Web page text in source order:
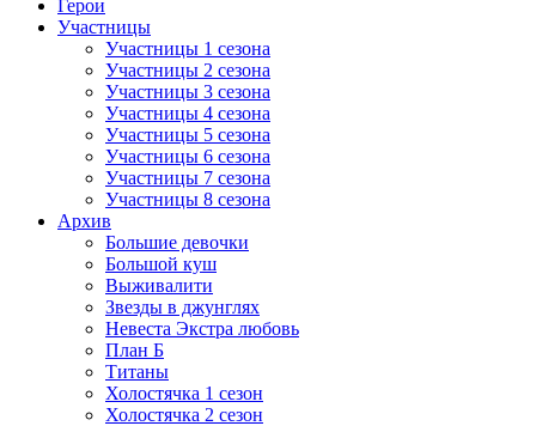
Герои
Участницы
Участницы 1 сезона
Участницы 2 сезона
Участницы 3 сезона
Участницы 4 сезона
Участницы 5 сезона
Участницы 6 сезона
Участницы 7 сезона
Участницы 8 сезона
Архив
Большие девочки
Большой куш
Выживалити
Звезды в джунглях
Невеста Экстра любовь
План Б
Титаны
Холостячка 1 сезон
Холостячка 2 сезон